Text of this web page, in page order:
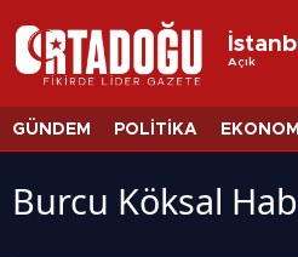
AçıkAdana
Ağrı
GÜNDEM POLİTİKA EKONOMİ
Burcu Köksal